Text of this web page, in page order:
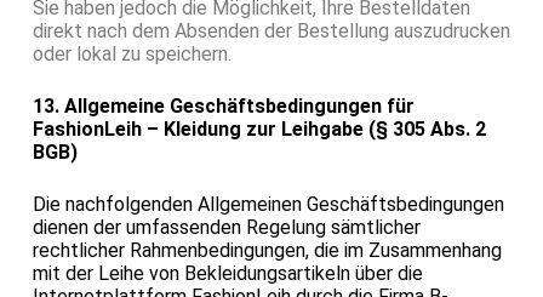
Sie haben jedoch die Möglichkeit, Ihre Bestelldaten
direkt nach dem Absenden der Bestellung auszudrucken
oder lokal zu speichern.
13. Allgemeine Geschäftsbedingungen für
FashionLeih – Kleidung zur Leihgabe (§ 305 Abs. 2
BGB)
Die nachfolgenden Allgemeinen Geschäftsbedingungen
dienen der umfassenden Regelung sämtlicher
rechtlicher Rahmenbedingungen, die im Zusammenhang
mit der Leihe von Bekleidungsartikeln über die